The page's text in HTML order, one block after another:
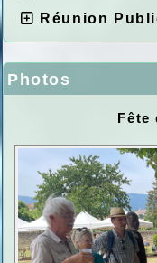
Réunion
Photos
Fête